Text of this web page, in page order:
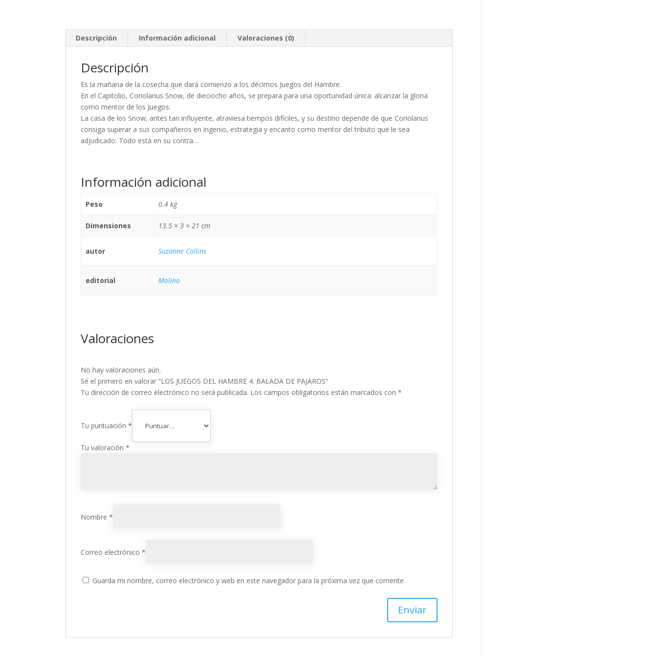
Descripción Información adicional Valoraciones (0)
Descripción
Es la mañana de la cosecha que dará comienzo a los décimos Juegos del Hambre.
En el Capitolio, Coriolanus Snow, de dieciocho años, se prepara para una oportunidad única: alcanzar la gloria
como mentor de los Juegos.
La casa de los Snow, antes tan influyente, atraviesa tiempos difíciles, y su destino depende de que Coriolanus
consiga superar a sus compañeros en ingenio, estrategia y encanto como mentor del tributo que le sea
adjudicado. Todo está en su contra…
Información adicional
Peso 0.4 kg
Dimensiones 13.5 × 3 × 21 cm
autor Suzanne Collins
editorial Molino
Valoraciones
No hay valoraciones aún.
Sé el primero en valorar “LOS JUEGOS DEL HAMBRE 4. BALADA DE PAJAROS”
Tu dirección de correo electrónico no será publicada. Los campos obligatorios están marcados con*
Tu puntuación*
Tu valoración*
Nombre*
Correo electrónico*
Guarda mi nombre, correo electrónico y web en este navegador para la próxima vez que comente.